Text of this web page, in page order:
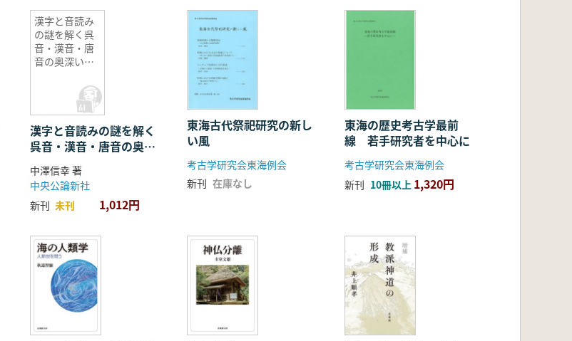
漢字と音読み
の謎を解く呉
音・漢音・唐
音の奥深い世
漢字と音読みの謎を解く
呉音・漢音・唐音の奥深
い世界
中澤信幸 著
中央公論新社
新刊 未刊 1,012円
東海古代祭祀研究の新し
い風
考古学研究会東海例会
新刊 在庫なし
東海の歴史考古学最前
線 若手研究者を中心に
考古学研究会東海例会
新刊 10冊以上 1,320円